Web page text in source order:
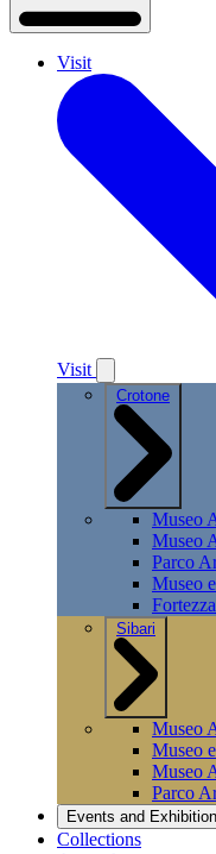
Visit
Visit
Crotone
Museo
Museo
Parco
Museo
Sibari
Museo
Museo
Museo
Parco
Events and
Collections